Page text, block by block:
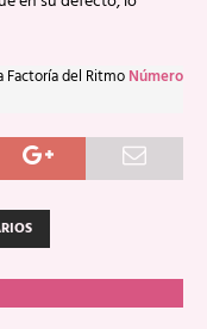
del Ritmo Número